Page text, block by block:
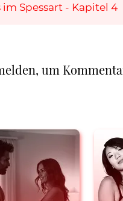
im Spessart - Kapitel 4
um